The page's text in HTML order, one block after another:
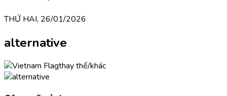
THỨ HAI, 26/01/2026
alternative
thay thế/khác